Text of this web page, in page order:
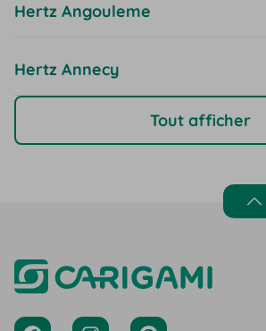
Hertz Angouleme
Hertz Annecy
Tout afficher